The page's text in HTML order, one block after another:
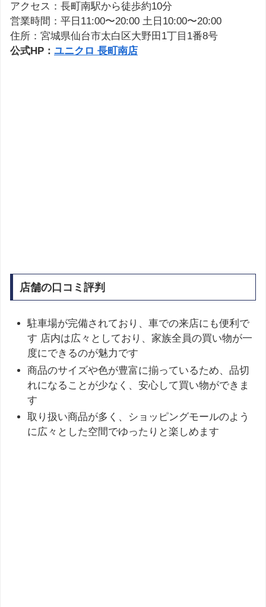
アクセス：長町南駅から徒歩約10分
営業時間：平日11:00〜20:00 土日10:00〜20:00
住所：宮城県仙台市太白区大野田1丁目1番8号
公式HP： ユニクロ 長町南店
店舗の口コミ評判
駐車場が完備されており、車での来店にも便利で
す 店内は広々としており、家族全員の買い物が一
度にできるのが魅力です
商品のサイズや色が豊富に揃っているため、品切
れになることが少なく、安心して買い物ができま
す
取り扱い商品が多く、ショッピングモールのよう
に広々とした空間でゆったりと楽しめます